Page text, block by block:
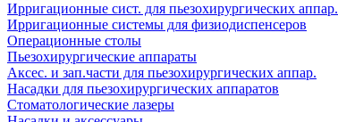
Ирригационные сист. для пьезохирургических аппар.
Ирригационные системы для физиодиспенсеров
Операционные столы
Пьезохирургические аппараты
Аксес. и зап.части для пьезохирургических аппар.
Насадки для пьезохирургических аппаратов
Стоматологические лазеры